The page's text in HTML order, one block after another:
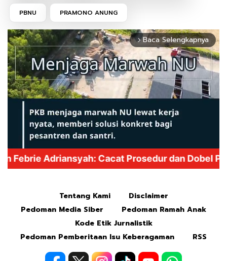
PBNU PRAMONO ANUNG
arrow_forward_ios Baca Selengkapnya
Tentang Kami
Disclaimer
Pedoman Media Siber
Pedoman Ramah Anak
Kode Etik Jurnalistik
Pedoman Pemberitaan Isu Keberagaman
RSS